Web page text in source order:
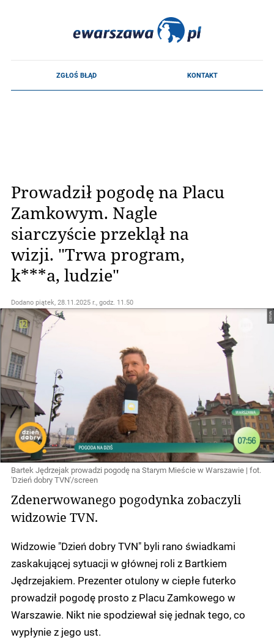
Prowadził pogodę na Placu
Zamkowym. Nagle
siarczyście przeklął na
wizji. "Trwa program,
k***a, ludzie"
Dodano piątek, 28.11.2025 r., godz. 11.50
Bartek Jędrzejak prowadzi pogodę na Starym Mieście w Warszawie | fot.
'Dzień dobry TVN'/screen
Zdenerwowanego pogodynka zobaczyli
widzowie TVN.
Widzowie "Dzień dobry TVN" byli rano świadkami
zaskakującej sytuacji w głównej roli z Bartkiem
Jędrzejakiem. Prezenter otulony w ciepłe futerko
prowadził pogodę prosto z Placu Zamkowego w
Warszawie. Nikt nie spodziewał się jednak tego, co
wypłynie z jego ust.